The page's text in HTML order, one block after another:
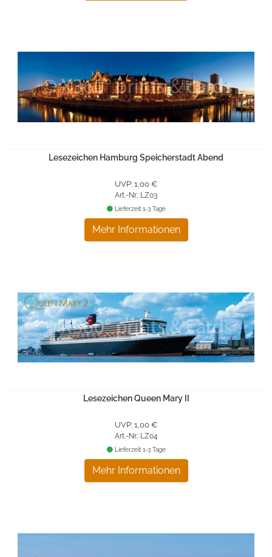
Lesezeichen Hamburg Speicherstadt Abend
UVP: 1,00 €
Art.-Nr.: LZ03
Mehr Informationen
Lieferzeit 1-3 Tage
Lesezeichen Queen Mary II
UVP: 1,00 €
Art.-Nr.: LZ04
Mehr Informationen
Lieferzeit 1-3 Tage